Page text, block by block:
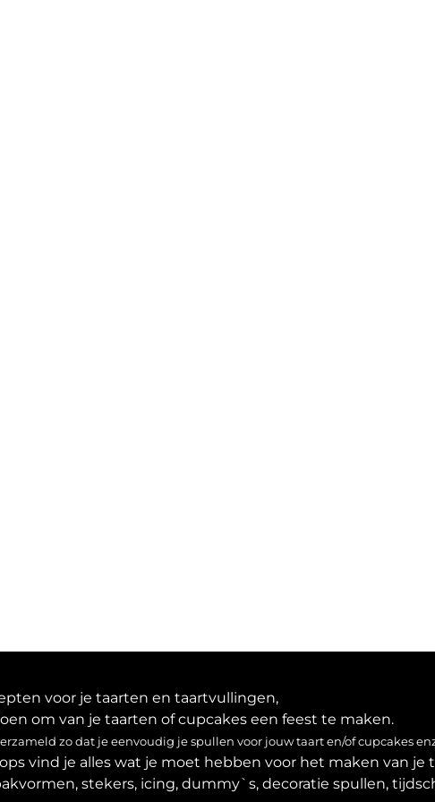
voor je taarten en taartvullingen,
om van je taarten of cupcakes een feest te maken.
zo dat je eenvoudig je spullen voor jouw taart en/of cupcakes
vind je alles wat je moet hebben voor het maken van je
stekers, icing, dummy`s, decoratie spullen,